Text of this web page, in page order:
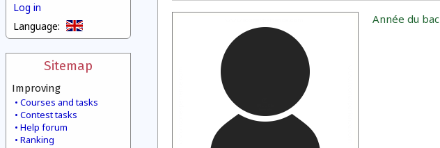
Log in
Language:
Sitemap
Improving
Courses and tasks
Contest tasks
Help forum
Ranking
Année du bac